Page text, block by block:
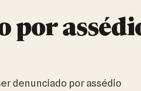
por
denunciado por assédio